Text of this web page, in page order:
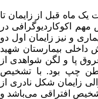
ماه قبل از زایمان تا
اکوکاردیوگرافی در
زن 22 ساله، سالم و بدون سابقه بیماری و نیز زایمان اول دو
بیمارستان شهید
داپلر عروق پا و لگن شواهدی از
بطن چپ بود. با تشخیص
زایمان شکل نادری از
افتراقی می‌باشد و